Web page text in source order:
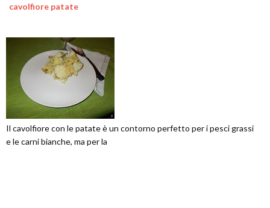
cavolfiore patate
Il cavolfiore con le patate è un contorno perfetto per i pesci grassi
e le carni bianche, ma per la